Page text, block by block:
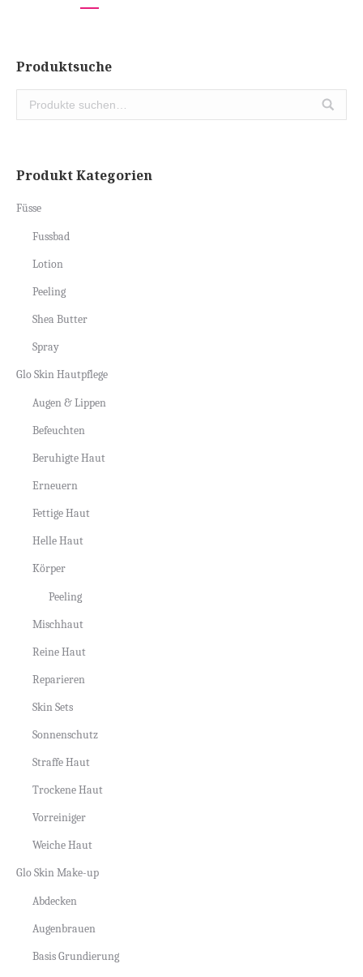
Produktsuche
Produkt Kategorien
Füsse
Fussbad
Lotion
Peeling
Shea Butter
Spray
Glo Skin Hautpflege
Augen & Lippen
Befeuchten
Beruhigte Haut
Erneuern
Fettige Haut
Helle Haut
Körper
Peeling
Mischhaut
Reine Haut
Reparieren
Skin Sets
Sonnenschutz
Straffe Haut
Trockene Haut
Vorreiniger
Weiche Haut
Glo Skin Make-up
Abdecken
Augenbrauen
Basis Grundierung